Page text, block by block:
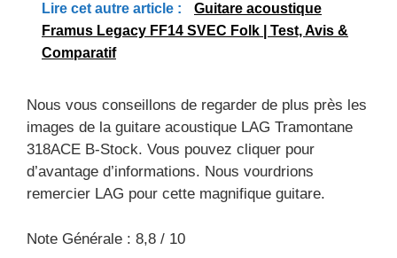
Lire cet autre article :
Guitare acoustique
Framus Legacy FF14 SVEC Folk | Test, Avis &
Comparatif
Nous vous conseillons de regarder de plus près les
images de la guitare acoustique LAG Tramontane
318ACE B-Stock. Vous pouvez cliquer pour
d’avantage d’informations. Nous vourdrions
remercier LAG pour cette magnifique guitare.
Note Générale : 8,8 / 10